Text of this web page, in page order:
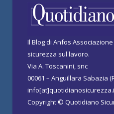
Il Blog di Anfos
sicurezza sul lavoro.
Via A. Toscanini, snc
00061 – Anguillara Sabazia
Copyright © Quotidiano